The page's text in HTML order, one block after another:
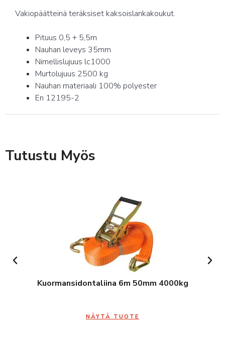
Vakiopäätteinä teräksiset kaksoislankakoukut.
Pituus 0,5 + 5,5m
Nauhan leveys 35mm
Nimellislujuus lc1000
Murtolujuus 2500 kg
Nauhan materiaali 100% polyester
En 12195-2
Tutustu Myös
Kuormansidontaliina 6m 50mm 4000kg
NÄYTÄ TUOTE